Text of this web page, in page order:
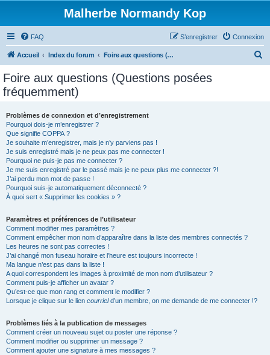
Malherbe Normandy Kop
FAQ Connexion
S’enregistrer
Accueil Index du forum Foire aux questions (Questions posées fréquemment)
Foire aux questions (Questions posées
fréquemment)
Problèmes de connexion et d’enregistrement
Pourquoi dois-je m’enregistrer ?
Que signifie COPPA ?
Je souhaite m’enregistrer, mais je n’y parviens pas !
Je suis enregistré mais je ne peux pas me connecter !
Pourquoi ne puis-je pas me connecter ?
Je me suis enregistré par le passé mais je ne peux plus me connecter ?!
J’ai perdu mon mot de passe !
Pourquoi suis-je automatiquement déconnecté ?
À quoi sert « Supprimer les cookies » ?
Paramètres et préférences de l’utilisateur
Comment modifier mes paramètres ?
Comment empêcher mon nom d’apparaître dans la liste des membres connectés ?
Les heures ne sont pas correctes !
J’ai changé mon fuseau horaire et l’heure est toujours incorrecte !
Ma langue n’est pas dans la liste !
A quoi correspondent les images à proximité de mon nom d’utilisateur ?
Comment puis-je afficher un avatar ?
Qu’est-ce que mon rang et comment le modifier ?
Lorsque je clique sur le lien courrield’un membre, on me demande de me connecter !?
Problèmes liés à la publication de messages
Comment créer un nouveau sujet ou poster une réponse ?
Comment modifier ou supprimer un message ?
Comment ajouter une signature à mes messages ?